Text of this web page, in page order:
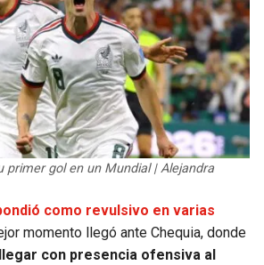
primer gol en un Mundial | Alejandra
como revulsivo en varias
momento llegó ante Chequia, donde
con presencia ofensiva al